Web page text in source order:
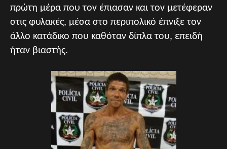
πρώτη μέρα που τον έπιασαν και τον μετέφεραν
στις φυλακές, μέσα στο περιπολικό έπνιξε τον
άλλο κατάδικο που καθόταν δίπλα του, επειδή
ήταν βιαστής.